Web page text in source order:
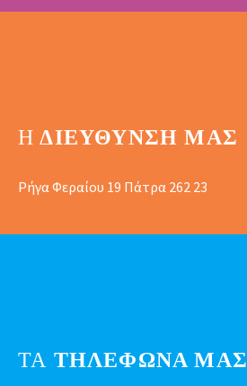
Η ΔΙΕΎΘΥΝΣΗ ΜΑΣ
Ρήγα Φεραίου 19 Πάτρα 262 23
ΤΑ ΤΗΛΕΦΩΝΑ ΜΑΣ